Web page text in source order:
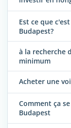
Est ce que
Budapest?
à la recherche
minimum
Acheter une
Comment ça
Budapest